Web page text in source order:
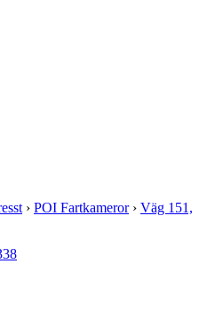
› POI Fartkameror › Väg 151,